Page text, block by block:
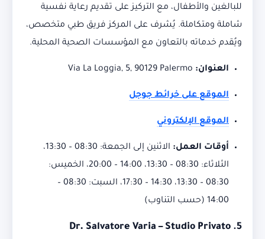
للبالغين والأطفال، مع التركيز على تقديم رعاية نفسية
شاملة ومتكاملة. يُشرف على المركز فريق طبي متخصص،
ويُقدم خدماته بالتعاون مع المؤسسات الصحية المحلية.
العنوان: Via La Loggia, 5, 90129 Palermo
الموقع على خرائط جوجل
الموقع الإلكتروني
أوقات العمل:
الاثنين إلى الجمعة: 08:30 – 13:30،
الثلاثاء: 08:30 – 13:30، 14:00 – 20:00، الخميس:
08:30 – 13:30، 14:30 – 17:30، السبت: 08:30 –
14:00 (حسب التناوب)
5.
Dr. Salvatore Varia – Studio Privato